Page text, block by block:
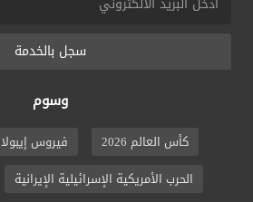
سجل بالخدمة
وسوم
كأس العالم 2026 فيروس إيبولا
الحرب الأمريكية الإسرائيلية الإيرانية